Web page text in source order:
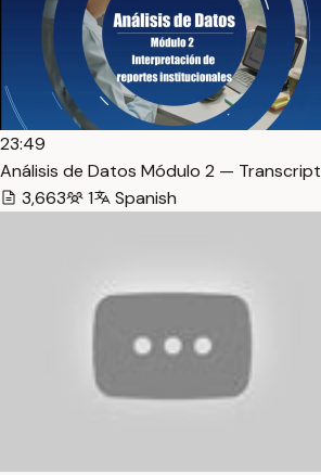
23:49
Análisis de Datos Módulo 2 — Transcript
3,663
1 Spanish